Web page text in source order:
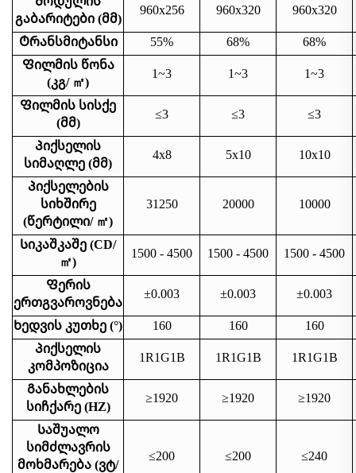
გაბარიტები (მმ)
960x256 960x320 960x320
Ტრანსმიტანსი 55% 68%
68%
Ფილმის წონა
(კგ/ ㎡)
1~3 1~3 1~3
Ფილმის სისქე
(მმ)
≤3 ≤3 ≤3
Პიქსელის
სიმაღლე (მმ)
4x8 5x10 10x10
Პიქსელების
სიხშირე
(წერტილი/ ㎡)
31250 20000 10000
Სიკაშკაშე (CD/
㎡)
1500 - 4500 1500 - 4500 1500 - 4500
Ფერის
ერთგვაროვნება
±0.003 ±0.003 ±0.003
Ხედვის კუთხე (°) 160 160
160
Პიქსელის
კომპოზიცია
1R1G1B 1R1G1B 1R1G1B
Განახლების
სიჩქარე (HZ)
≥1920 ≥1920 ≥1920
Საშუალო
სიმძლავრის
მოხმარება (ვტ/
≤200 ≤200 ≤240